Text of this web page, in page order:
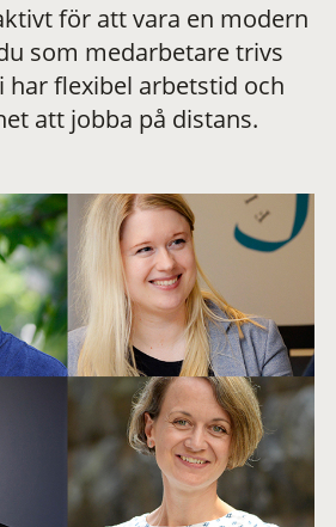
och
för att vara en modern
som medarbetare trivs
har flexibel arbetstid och
att jobba på distans.